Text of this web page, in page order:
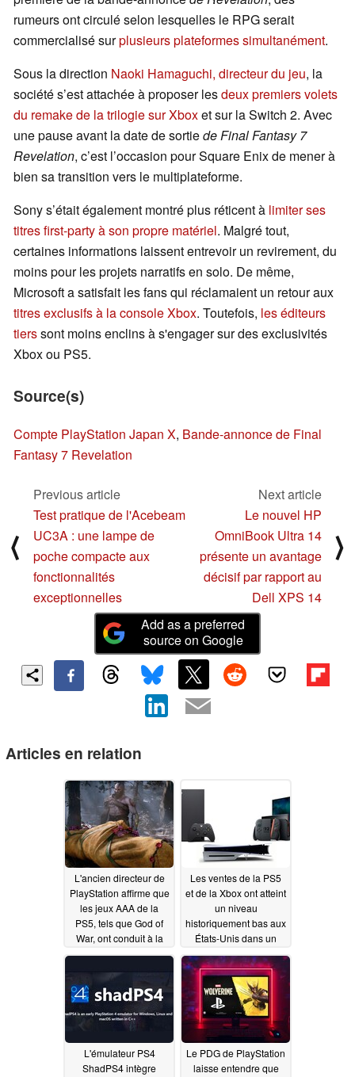
rumeurs ont circulé selon lesquelles le RPG serait
commercialisé surplusieurs plateformes simultanément.
Sous la direction Naoki Hamaguchi, directeur du jeu, la
société s’est attachée à proposer lesdeux premiers volets
du remake de la trilogie sur Xboxet sur la Switch 2. Avec
une pause avant la date de sortiede Final Fantasy 7
Revelation, c’est l’occasion pour Square Enix de mener à
bien sa transition vers le multiplateforme.
Sony s’était également montré plus réticent à limiter ses
titres first-party à son propre matériel. Malgré tout,
certaines informations laissent entrevoir un revirement, du
moins pour les projets narratifs en solo. De même,
Microsoft a satisfait les fans qui réclamaient un retour aux
titres exclusifs à la console Xbox. Toutefois, les éditeurs
tierssont moins enclins à s'engager sur des exclusivités
Xbox ou PS5.
Source(s)
Compte PlayStation Japan X, Bande-annonce de Final
Fantasy 7 Revelation
⟨
Previous article
Test pratique de l'Acebeam
UC3A : une lampe de
poche compacte aux
fonctionnalités
exceptionnelles
Next article
Le nouvel HP
OmniBook Ultra 14
présente un avantage
décisif par rapport au
Dell XPS 14
⟩
Add as a preferred
source on Google
Articles en relation
L'ancien directeur de
PlayStation affirme que
les jeux AAA de la
PS5, tels que God of
War, ont conduit à la
fermeture de Japan
Les ventes de la PS5
et de la Xbox ont atteint
un niveau
historiquement bas aux
États-Unis dans un
contexte de hausse
des prix des consoles,
tandis que la Switch 2
s'en sort mieux
06/29/2026
L'émulateur PS4
ShadPS4 intègre
Le PDG de PlayStation
laisse entendre que